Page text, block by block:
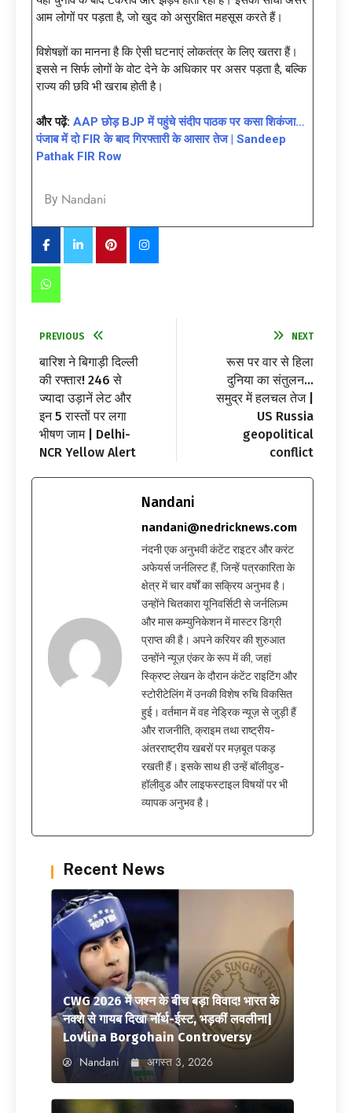
आम लोगों पर पड़ता है, जो खुद को असुरक्षित महसूस करते हैं।
विशेषज्ञों का मानना है कि ऐसी घटनाएं लोकतंत्र के लिए खतरा हैं।
इससे न सिर्फ लोगों के वोट देने के अधिकार पर असर पड़ता है, बल्कि
राज्य की छवि भी खराब होती है।
और पढ़ें: AAP छोड़ BJP में पहुंचे संदीप पाठक पर कसा शिकंजा…
पंजाब में दो FIR के बाद गिरफ्तारी के आसार तेज | Sandeep
Pathak FIR Row
By Nandani
PREVIOUS
बारिश ने बिगाड़ी दिल्ली
की रफ्तार! 246 से
ज्यादा उड़ानें लेट और
इन 5 रास्तों पर लगा
भीषण जाम | Delhi-
NCR Yellow Alert
NEXT
रूस पर वार से हिला
दुनिया का संतुलन…
समुद्र में हलचल तेज |
US Russia
geopolitical
conflict
Nandani
nandani@nedricknews.com
नंदनी एक अनुभवी कंटेंट राइटर और करंट
अफेयर्स जर्नलिस्ट हैं, जिन्हें पत्रकारिता के
क्षेत्र में चार वर्षों का सक्रिय अनुभव है।
उन्होंने चितकारा यूनिवर्सिटी से जर्नलिज़्म
और मास कम्युनिकेशन में मास्टर डिग्री
प्राप्त की है। अपने करियर की शुरुआत
उन्होंने न्यूज़ एंकर के रूप में की, जहां
स्क्रिप्ट लेखन के दौरान कंटेंट राइटिंग और
स्टोरीटेलिंग में उनकी विशेष रुचि विकसित
हुई। वर्तमान में वह नेड्रिक न्यूज़ से जुड़ी हैं
और राजनीति, क्राइम तथा राष्ट्रीय-
अंतरराष्ट्रीय खबरों पर मज़बूत पकड़
रखती हैं। इसके साथ ही उन्हें बॉलीवुड-
हॉलीवुड और लाइफस्टाइल विषयों पर भी
व्यापक अनुभव है।
Recent News
CWG 2026 में जश्न के बीच बड़ा विवाद! भारत के
नक्शे से गायब दिखा नॉर्थ-ईस्ट, भड़कीं लवलीना|
Lovlina Borgohain Controversy
Nandani अगस्त 3, 2026